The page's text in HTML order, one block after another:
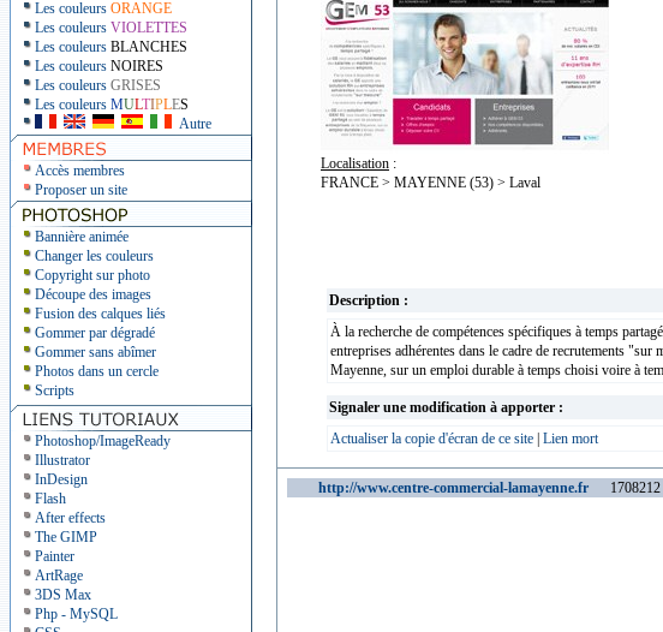
Les couleurs ORANGE
Les couleurs VIOLETTES
Les couleurs BLANCHES
Les couleurs NOIRES
Les couleurs GRISES
Les couleurs MULTIPLES
Autre
Accès membres
Proposer un site
Bannière animée
Changer les couleurs
Copyright sur photo
Découpe des images
Fusion des calques liés
Gommer par dégradé
Gommer sans abîmer
Photos dans un cercle
Scripts
Photoshop/ImageReady
Illustrator
InDesign
Flash
After effects
The GIMP
Painter
ArtRage
3DS Max
Php - MySQL
Localisation :
FRANCE > MAYENNE (53) > Laval
Description :
À la recherche de compétences spécifiques à temps
entreprises adhérentes dans le cadre de recrutements
Mayenne, sur un emploi durable à temps choisi voire à
Signaler une modification à apporter :
Actualiser la copie d'écran de ce site Lien mort
http://www.centre-commercial-lamayenne.fr 1708212